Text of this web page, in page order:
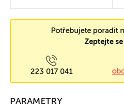
Potřebujete poradit
Zeptejte
223 017 041
PARAMETRY